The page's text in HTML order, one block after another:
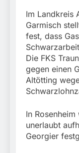
Im Landkreis
Garmisch
fest, dass
Die FKS
gegen einen
Altötting
In
unerlaubt
Georgier